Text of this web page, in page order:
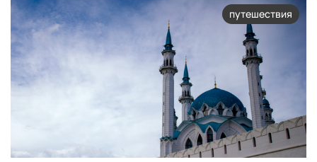
путешествия